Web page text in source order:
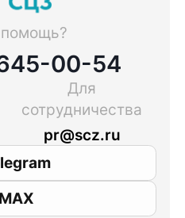
00-54
Для
сотрудничества
pr@scz.ru
MAX